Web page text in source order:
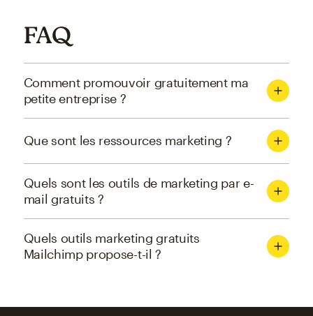
FAQ
Comment promouvoir gratuitement ma
petite entreprise ?
Que sont les ressources marketing ?
Quels sont les outils de marketing par e-
mail gratuits ?
Quels outils marketing gratuits
Mailchimp propose-t-il ?